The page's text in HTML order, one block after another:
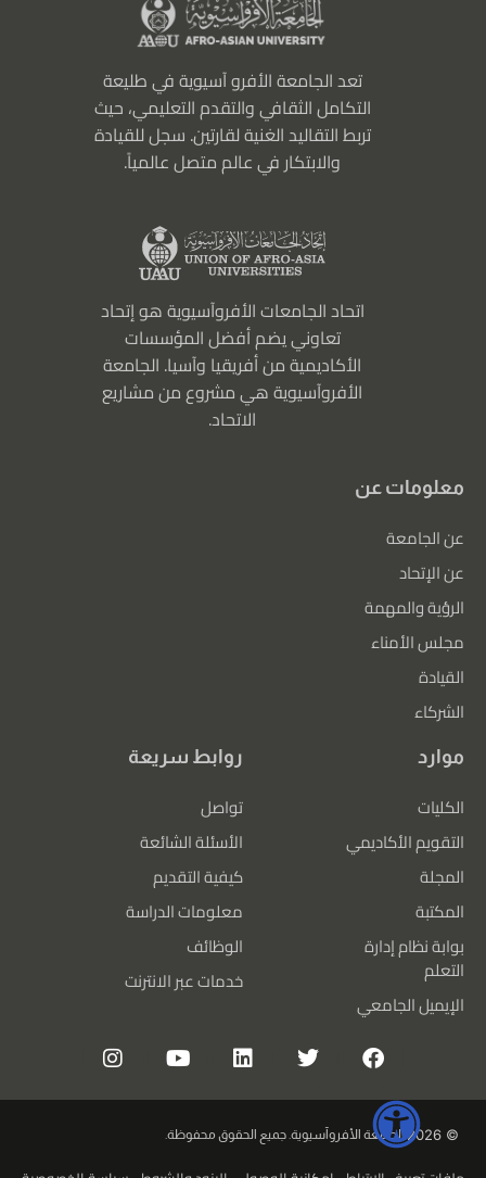
تعد الجامعة الأفرو آسيوية في طليعة
التكامل الثقافي والتقدم التعليمي، حيث
تربط التقاليد الغنية لقارتين. سجل للقيادة
والابتكار في عالم متصل عالمياً.
اتحاد الجامعات الأفروآسيوية هو إتحاد
تعاوني يضم أفضل المؤسسات
الأكاديمية من أفريقيا وآسيا. الجامعة
الأفروآسيوية هي مشروع من مشاريع
الاتحاد.
معلومات عن
عن الجامعة
عن الإتحاد
الرؤية والمهمة
مجلس الأمناء
القيادة
الشركاء
موارد
الكليات
التقويم الأكاديمي
المجلة
المكتبة
بوابة نظام إدارة
التعلم
الإيميل الجامعي
روابط سريعة
تواصل
الأسئلة الشائعة
كيفية التقديم
معلومات الدراسة
الوظائف
خدمات عبر الانترنت
© 2026 الجامعة الأفروآسيوية. جميع الحقوق محفوظة.